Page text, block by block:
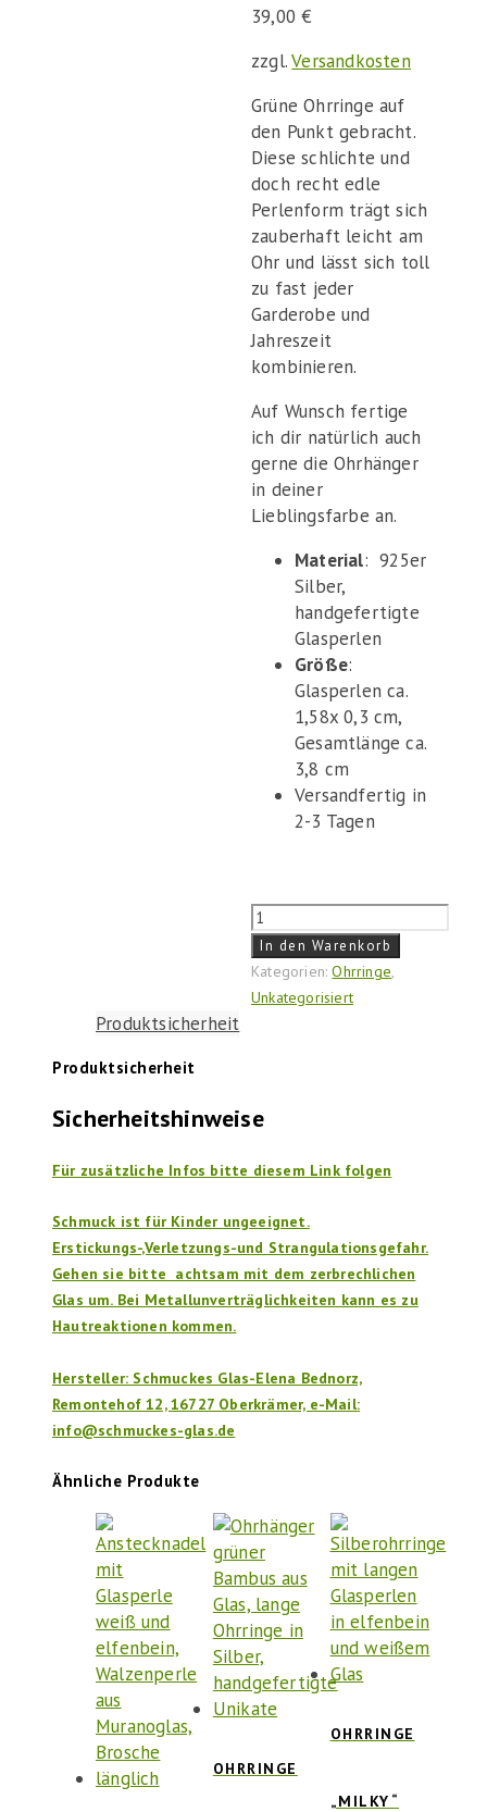
39,00€
zzgl.Versandkosten
Grüne Ohrringe auf
den Punkt gebracht.
Diese schlichte und
doch recht edle
Perlenform trägt sich
zauberhaft leicht am
Ohr und lässt sich toll
zu fast jeder
Garderobe und
Jahreszeit
kombinieren.
Auf Wunsch fertige
ich dir natürlich auch
gerne die Ohrhänger
in deiner
Lieblingsfarbe an.
Material: 925er
Silber,
handgefertigte
Glasperlen
Größe:
Glasperlen ca.
1,58x 0,3 cm,
Gesamtlänge ca.
3,8 cm
Versandfertig in
2-3 Tagen
Ohrringe
"Grüne
Scheibe"
Menge
In den Warenkorb
Kategorien:Ohrringe,
Unkategorisiert
Produktsicherheit
Produktsicherheit
Sicherheitshinweise
Für zusätzliche Infos bitte diesem Link folgen
Schmuck ist für Kinder ungeeignet.
Erstickungs-,Verletzungs-und Strangulationsgefahr.
Gehen sie bitte achtsam mit dem zerbrechlichen
Glas um. Bei Metallunverträglichkeiten kann es zu
Hautreaktionen kommen.
Hersteller: Schmuckes Glas-Elena Bednorz,
Remontehof 12, 16727 Oberkrämer, e-Mail:
info@schmuckes-glas.de
Ähnliche Produkte
OHRRINGE
OHRRINGE
„MILKY“